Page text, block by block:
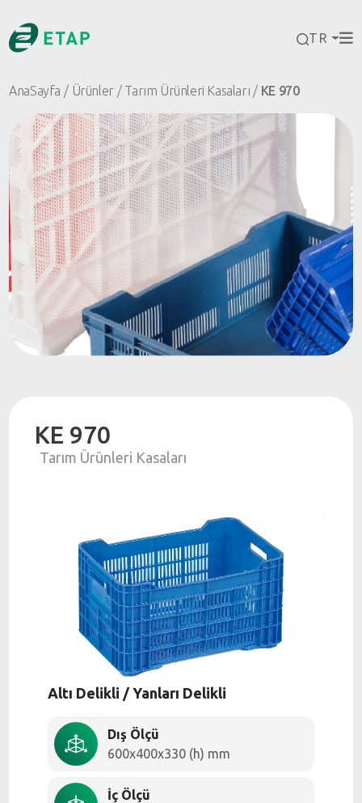
TR
AnaSayfa Ürünler Tarım Ürünleri Kasaları KE 970
KE 970
Tarım Ürünleri Kasaları
Altı Delikli / Yanları Delikli
Dış Ölçü
600x400x330 (h) mm
İç Ölçü